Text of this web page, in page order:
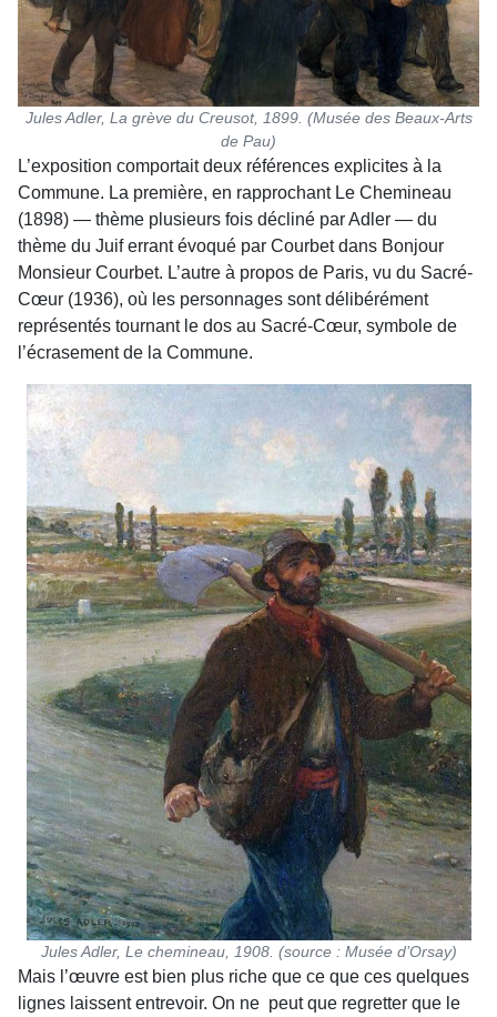
Jules Adler, La grève du Creusot, 1899. (Musée des Beaux-Arts
de Pau)
L’exposition comportait deux références explicites à la
Commune. La première, en rapprochant Le Chemineau
(1898) — thème plusieurs fois décliné par Adler — du
thème du Juif errant évoqué par Courbet dans Bonjour
Monsieur Courbet. L’autre à propos de Paris, vu du Sacré-
Cœur (1936), où les personnages sont délibérément
représentés tournant le dos au Sacré-Cœur, symbole de
l’écrasement de la Commune.
Jules Adler, Le chemineau, 1908. (source : Musée d’Orsay)
Mais l’œuvre est bien plus riche que ce que ces quelques
lignes laissent entrevoir. On ne peut que regretter que le